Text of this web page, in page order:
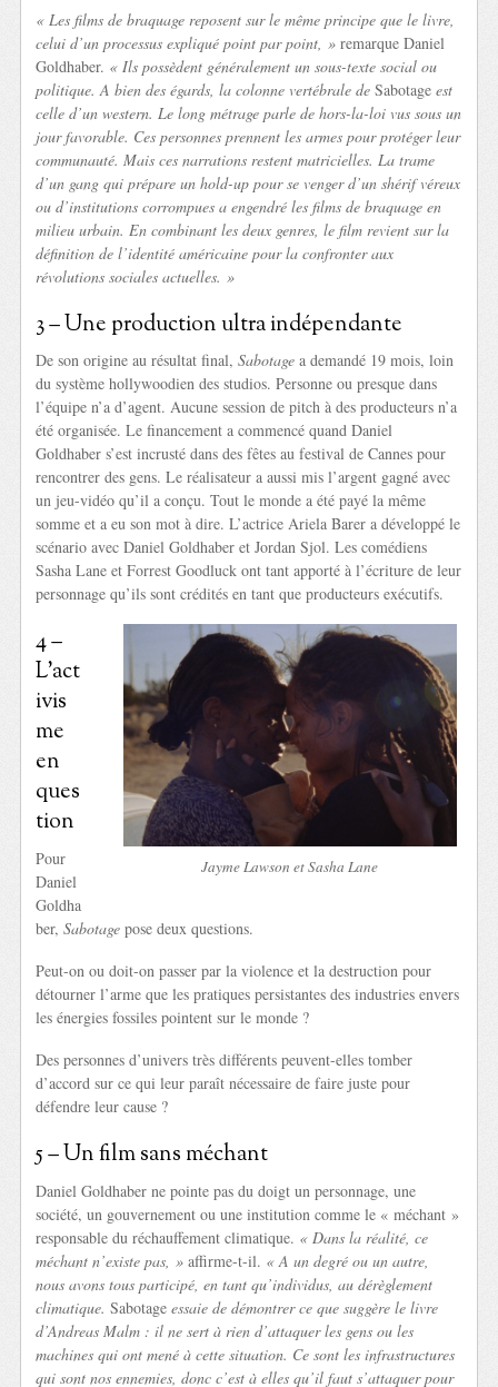
« Les films de braquage reposent sur le même principe que le livre,
celui d’un processus expliqué point par point, » remarque Daniel
Goldhaber. « Ils possèdent généralement un sous-texte social ou
politique. A bien des égards, la colonne vertébrale de Sabotage est
celle d’un western. Le long métrage parle de hors-la-loi vus sous un
jour favorable. Ces personnes prennent les armes pour protéger leur
communauté. Mais ces narrations restent matricielles. La trame
d’un gang qui prépare un hold-up pour se venger d’un shérif véreux
ou d’institutions corrompues a engendré les films de braquage en
milieu urbain. En combinant les deux genres, le film revient sur la
définition de l’identité américaine pour la confronter aux
révolutions sociales actuelles. »
3 – Une production ultra indépendante
De son origine au résultat final,Sabotage a demandé 19 mois, loin
du système hollywoodien des studios. Personne ou presque dans
l’équipe n’a d’agent. Aucune session de pitch à des producteurs n’a
été organisée. Le financement a commencé quand Daniel
Goldhaber s’est incrusté dans des fêtes au festival de Cannes pour
rencontrer des gens. Le réalisateur a aussi mis l’argent gagné avec
un jeu-vidéo qu’il a conçu. Tout le monde a été payé la même
somme et a eu son mot à dire. L’actrice Ariela Barer a développé le
scénario avec Daniel Goldhaber et Jordan Sjol. Les comédiens
Sasha Lane et Forrest Goodluck ont tant apporté à l’écriture de leur
personnage qu’ils sont crédités en tant que producteurs exécutifs.
Jayme Lawson et Sasha Lane
4 –
L’act
ivis
me
en
ques
tion
Pour
Daniel
Goldha
ber,Sabotage pose deux questions.
Peut-on ou doit-on passer par la violence et la destruction pour
détourner l’arme que les pratiques persistantes des industries envers
les énergies fossiles pointent sur le monde ?
Des personnes d’univers très différents peuvent-elles tomber
d’accord sur ce qui leur paraît nécessaire de faire juste pour
défendre leur cause ?
5 – Un film sans méchant
Daniel Goldhaber ne pointe pas du doigt un personnage, une
société, un gouvernement ou une institution comme le « méchant »
responsable du réchauffement climatique. « Dans la réalité, ce
méchant n’existe pas, » affirme-t-il. « A un degré ou un autre,
nous avons tous participé, en tant qu’individus, au dérèglement
climatique.Sabotageessaie de démontrer ce que suggère le livre
d’Andreas Malm : il ne sert à rien d’attaquer les gens ou les
machines qui ont mené à cette situation. Ce sont les infrastructures
qui sont nos ennemies, donc c’est à elles qu’il faut s’attaquer pour